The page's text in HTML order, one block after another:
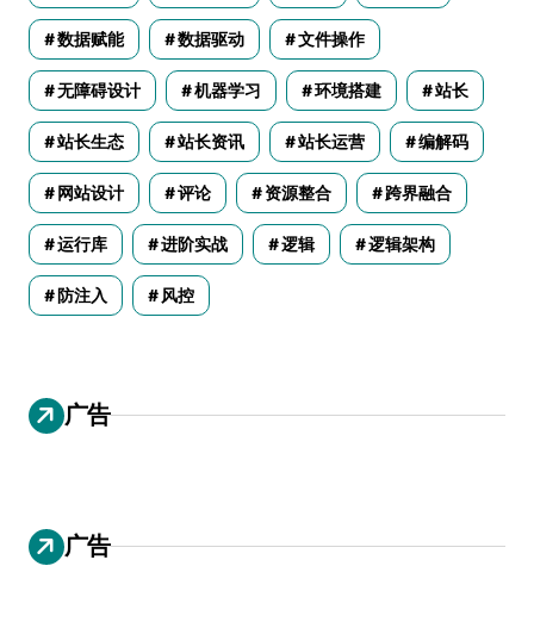
数据赋能 数据驱动 文件操作
无障碍设计 机器学习 环境搭建 站长
站长生态 站长资讯 站长运营 编解码
网站设计 评论 资源整合 跨界融合
运行库 进阶实战 逻辑 逻辑架构
防注入 风控
广告
广告